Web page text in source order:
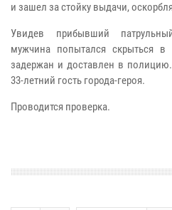
и зашел за стойку выдачи,
Увидев прибывший
мужчина попытался скрыться
задержан и доставлен в
33-летний гость города-героя.
Проводится проверка.